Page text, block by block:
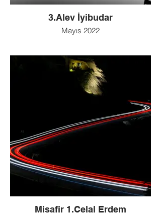
3.Alev İyibudar
Mayıs 2022
Misafir 1.Celal Erdem